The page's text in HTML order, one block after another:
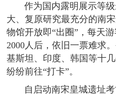
作为国内露明展示等
大、复原研究最充分的南
物馆开放即“出圈”，每天
2000人后，依旧一票难求
基斯坦、印度、韩国等十
纷纷前往“打卡”。
自启动南宋皇城遗址